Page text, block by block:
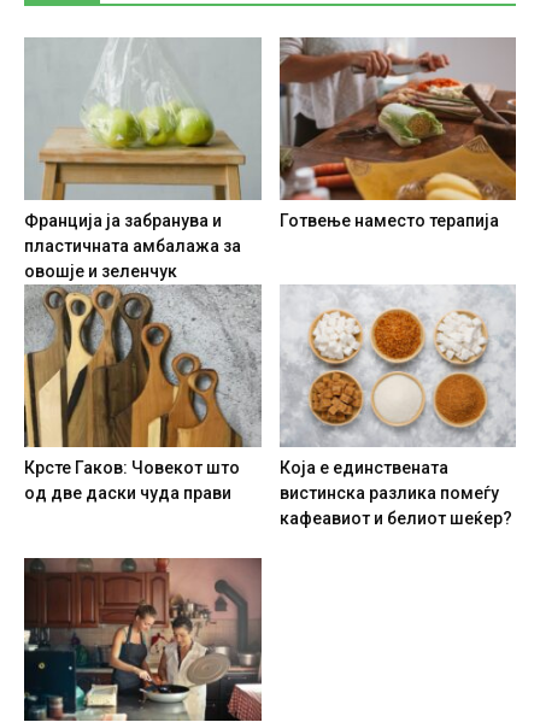
Франција ја забранува и
пластичната амбалажа за
овошје и зеленчук
Готвење наместо терапија
Крсте Гаков: Човекот што
од две даски чуда прави
Која е единствената
вистинска разлика помеѓу
кафеавиот и белиот шеќер?